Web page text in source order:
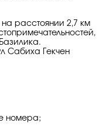
на расстоянии 2,7 км
Сабиха Гекчен
номера;